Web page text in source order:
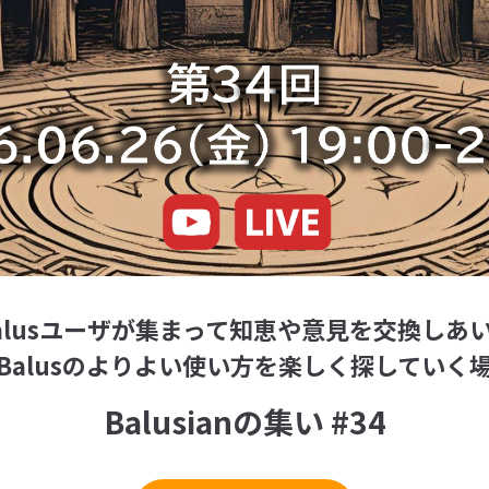
ユーザが集まって知恵や意見を交換しあ
のよりよい使い方を楽しく探していく
Balusianの集い #34